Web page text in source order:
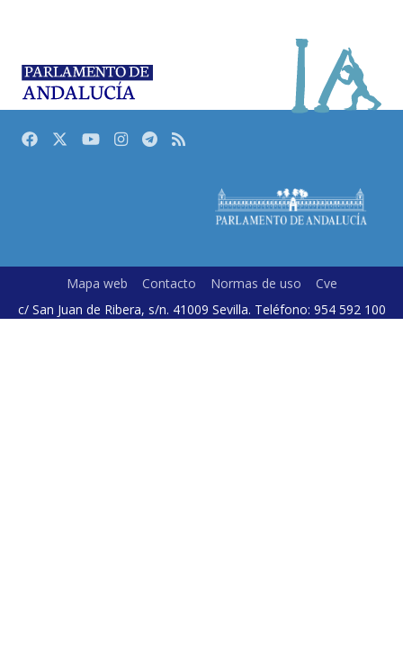
FacebookTwitterYoutubeInstagram
Telegram
RSS
Mapa web Contacto Normas de uso
Cve
c/ San Juan de Ribera, s/n. 41009 Sevilla. Teléfono: 954 592 100